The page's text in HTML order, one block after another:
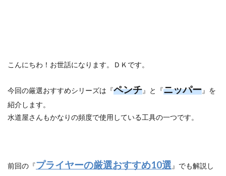
こんにちわ！お世話になります。ＤＫです。
今回の厳選おすすめシリーズは『ペンチ』と『ニッパー』を
紹介します。
水道屋さんもかなりの頻度で使用している工具の一つです。
前回の『プライヤーの厳選おすすめ10選 』でも解説し